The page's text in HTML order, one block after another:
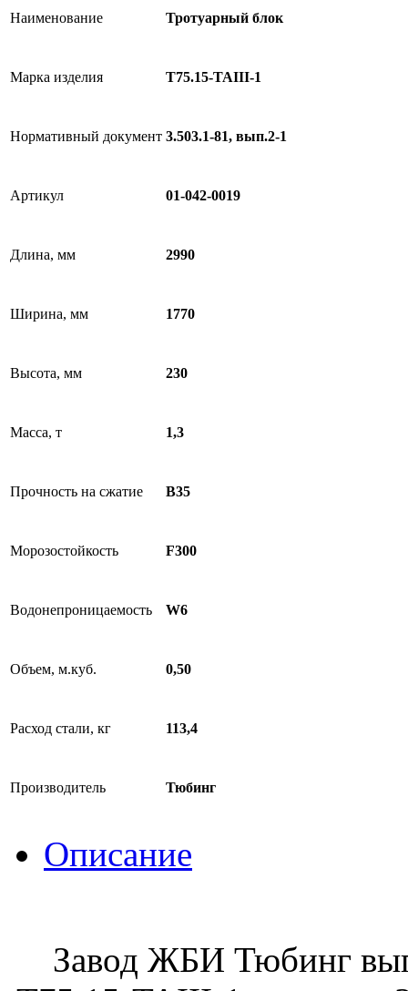
Наименование Тротуарный блок
Марка изделия Т75.15-TAIII-1
Нормативный документ 3.503.1-81, вып.2-1
Артикул 01-042-0019
Длина, мм 2990
Ширина, мм 1770
Высота, мм 230
Масса, т 1,3
Прочность на сжатие B35
Морозостойкость F300
Водонепроницаемость W6
Объем, м.куб. 0,50
Расход стали, кг 113,4
Производитель Тюбинг
Описание
Завод ЖБИ Тюбинг